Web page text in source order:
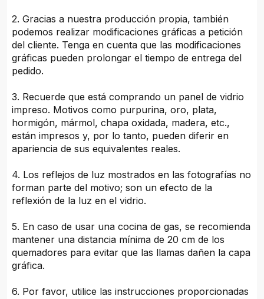
2. Gracias a nuestra producción propia, también
podemos realizar modificaciones gráficas a petición
del cliente. Tenga en cuenta que las modificaciones
gráficas pueden prolongar el tiempo de entrega del
pedido.
3. Recuerde que está comprando un panel de vidrio
impreso. Motivos como purpurina, oro, plata,
hormigón, mármol, chapa oxidada, madera, etc.,
están impresos y, por lo tanto, pueden diferir en
apariencia de sus equivalentes reales.
4. Los reflejos de luz mostrados en las fotografías no
forman parte del motivo; son un efecto de la
reflexión de la luz en el vidrio.
5. En caso de usar una cocina de gas, se recomienda
mantener una distancia mínima de 20 cm de los
quemadores para evitar que las llamas dañen la capa
gráfica.
6. Por favor, utilice las instrucciones proporcionadas